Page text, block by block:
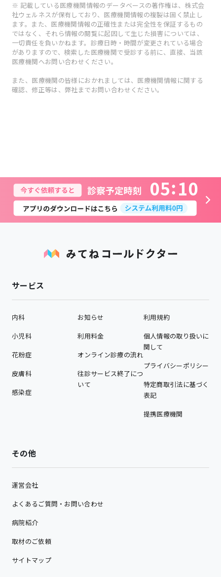
※ 記載している医療機関情報のデータベースの著作権は、株式会
社ウェルネスが保有しており、医療機関情報の複製は固く禁止し
ます。また、医療機関情報の正確性または完全性を保証するもの
ではなく、それら情報の閲覧に起因して生じた損害については、
一切責任を負いかねます。診療日時・時間が変更されている場合
がありますので、検索した医療機関で受診する前に、直接、当該
医療機関へお問い合わせください。
また、医療機関の皆様におかれましては、医療機関情報に関する
確認、修正等は、弊社までお問い合わせください。
05 10
サービス
内科
小児科
花粉症
皮膚科
感染症
お知らせ
利用料金
オンライン診療の流れ
往診サービス終了につ
いて
利用規約
個人情報の取り扱いに
関して
プライバシーポリシー
特定商取引法に基づく
表記
提携医療機関
その他
運営会社
よくあるご質問・お問い合わせ
病院紹介
取材のご依頼
サイトマップ